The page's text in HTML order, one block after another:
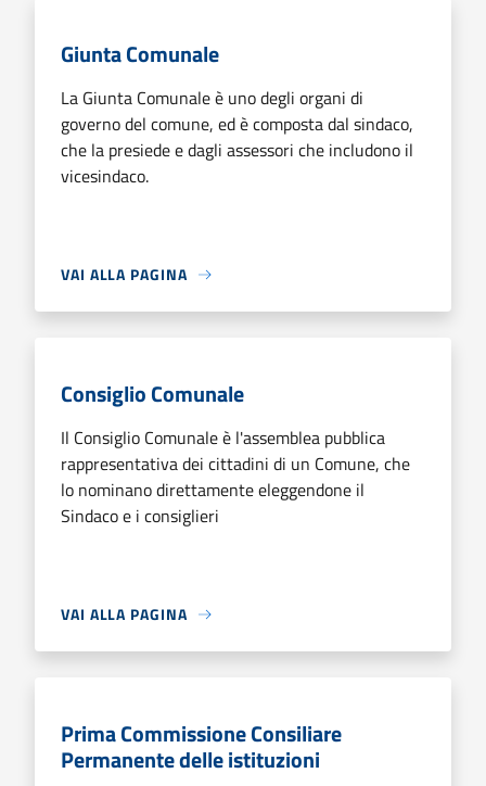
Giunta Comunale
La Giunta Comunale è uno degli organi di
governo del comune, ed è composta dal sindaco,
che la presiede e dagli assessori che includono il
vicesindaco.
VAI ALLA PAGINA
Consiglio Comunale
Il Consiglio Comunale è l'assemblea pubblica
rappresentativa dei cittadini di un Comune, che
lo nominano direttamente eleggendone il
Sindaco e i consiglieri
VAI ALLA PAGINA
Prima Commissione Consiliare
Permanente delle istituzioni